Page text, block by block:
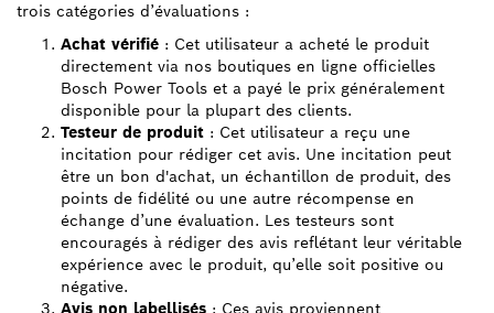
trois catégories d’évaluations :
Achat vérifié : Cet utilisateur a acheté le produit
directement via nos boutiques en ligne officielles
Bosch Power Tools et a payé le prix généralement
disponible pour la plupart des clients.
Testeur de produit : Cet utilisateur a reçu une
incitation pour rédiger cet avis. Une incitation peut
être un bon d'achat, un échantillon de produit, des
points de fidélité ou une autre récompense en
échange d’une évaluation. Les testeurs sont
encouragés à rédiger des avis reflétant leur véritable
expérience avec le produit, qu’elle soit positive ou
négative.
Avis non labellisés : Ces avis proviennent